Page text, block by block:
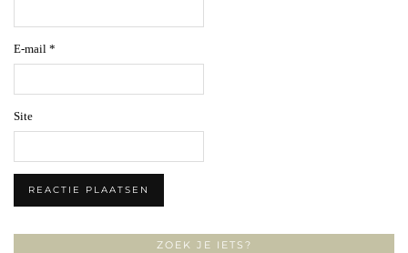
E-mail *
Site
ZOEK JE IETS?